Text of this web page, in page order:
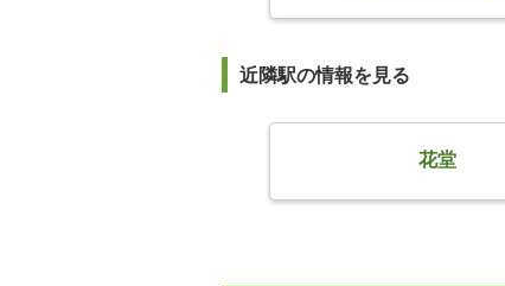
近隣駅の情報を見る
花堂